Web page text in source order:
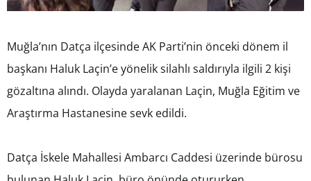
Muğla’nın Datça ilçesinde AK Parti’nin önceki dönem il
başkanı Haluk Laçin’e yönelik silahlı saldırıyla ilgili 2 kişi
gözaltına alındı. Olayda yaralanan Laçin, Muğla Eğitim ve
Araştırma Hastanesine sevk edildi.
Datça İskele Mahallesi Ambarcı Caddesi üzerinde bürosu